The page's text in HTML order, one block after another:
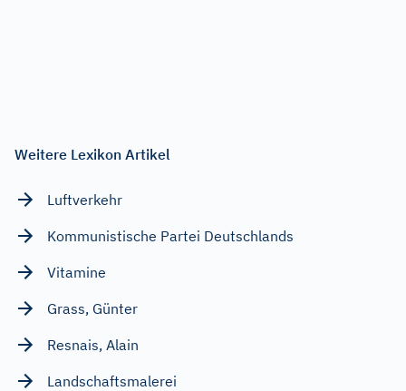
Weitere Lexikon Artikel
Luftverkehr
Kommunistische Partei Deutschlands
Vitamine
Grass, Günter
Resnais, Alain
Landschaftsmalerei